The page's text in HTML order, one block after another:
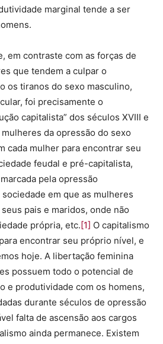
marginal tende a ser
em contraste com as forças de
que tendem a culpar o
os tiranos do sexo masculino,
foi precisamente o
capitalista” dos séculos XVIII e
da opressão do sexo
cada mulher para encontrar seu
feudal e pré-capitalista,
pela opressão
em que as mulheres
pais e maridos, onde não
própria, etc.[1] O capitalismo
encontrar seu próprio nível, e
hoje. A libertação feminina
possuem todo o potencial de
e produtividade com os homens,
durante séculos de opressão
falta de ascensão aos cargos
ainda permanece. Existem